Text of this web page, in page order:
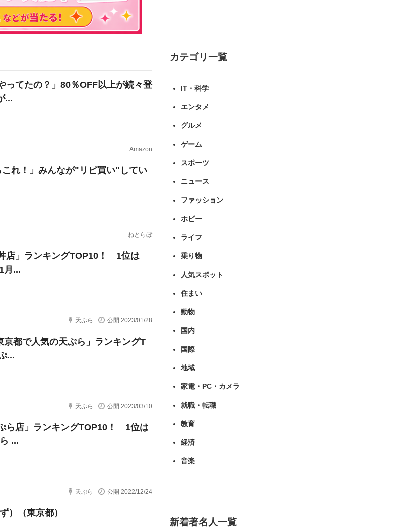
ってたの？」80％OFF以上が続々登
...
Amazon
これ！」みんなが"リピ買い"してい
ねとらぼ
店」ランキングTOP10！ 1位は
月...
天ぷら 公開 2023/01/28
京都で人気の天ぷら」ランキングT
...
天ぷら 公開 2023/03/10
ら店」ランキングTOP10！ 1位は
...
天ぷら 公開 2022/12/24
）（東京都）
カテゴリ一覧
IT・科学
エンタメ
グルメ
ゲーム
スポーツ
ニュース
ファッション
ホビー
ライフ
乗り物
人気スポット
住まい
動物
国内
国際
地域
家電・PC・カメラ
就職・転職
教育
経済
音楽
新着著名人一覧